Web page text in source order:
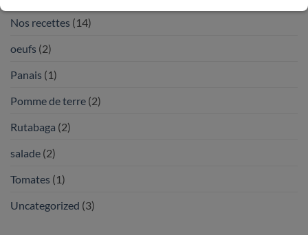
Nos recettes (14)
oeufs (2)
Panais (1)
Pomme de terre (2)
Rutabaga (2)
salade (2)
Tomates (1)
Uncategorized (3)